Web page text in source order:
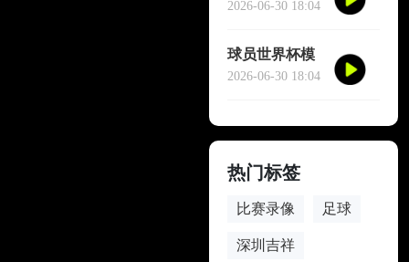
方球员大规模
2026-06-30 18:04
球员世界杯模
仿哈兰德冥想
2026-06-30 18:04
热门标签
比赛录像 足球
深圳吉祥